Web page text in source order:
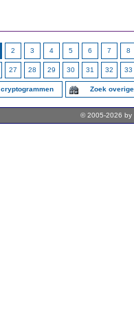
2 3 4 5 6 7 8
27 28 29 30 31 32 33
Zoek
© 2005-2026 by